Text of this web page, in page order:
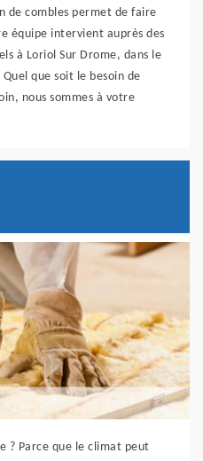
de combles permet de faire
équipe intervient auprès des
à Loriol Sur Drome, dans le
que soit le besoin de
nous sommes à votre
? Parce que le climat peut